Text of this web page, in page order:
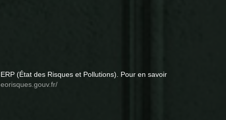
(État des Risques et Pollutions). Pour en savoir